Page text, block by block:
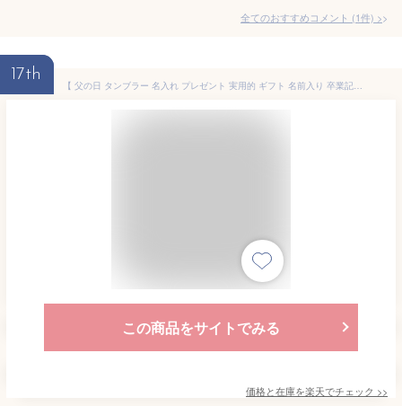
全てのおすすめコメント (1件) >
17th
【 父の日 タンブラー 名入れ プレゼント 実用的 ギフト 名前入り 卒業記念品】モダンステンレスタンブラーTW［モノトーン］550ml【ビール ビアカップ 焼酎 グラス おしゃれ ビール 酒 保冷 保温 真空断熱 周年 記念品 記念日 誕生日 男性 父 女性 退職祝い 】
この商品をサイトでみる
価格と在庫を楽天でチェック >>